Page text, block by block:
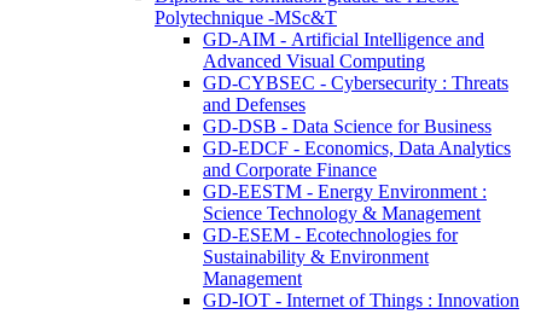
Polytechnique -MSc&T
GD-AIM - Artificial Intelligence and
Advanced Visual Computing
GD-CYBSEC - Cybersecurity : Threats
and Defenses
GD-DSB - Data Science for Business
GD-EDCF - Economics, Data Analytics
and Corporate Finance
GD-EESTM - Energy Environment :
Science Technology & Management
GD-ESEM - Ecotechnologies for
Sustainability & Environment
Management
GD-IOT - Internet of Things : Innovation